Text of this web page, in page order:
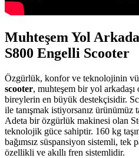
Muhteşem Yol
S800 Engelli Scooter
Özgürlük, konfor ve teknolojinin
scooter, muhteşem bir yol arkadaşı
bireylerin en büyük destekçisidir.
ile tanışmak istiyorsanız ürünümüz
Adeta bir özgürlük makinesi olan
teknolojik güce sahiptir. 160 kg
bağımsız süspansiyon sistemli,
özellikli ve akıllı fren sistemlidir.